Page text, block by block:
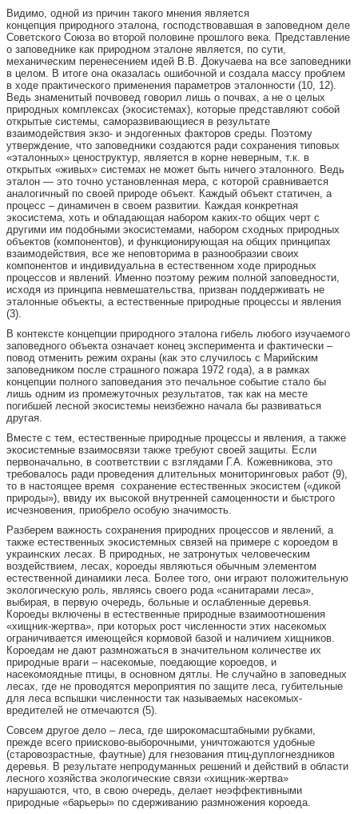
Видимо, одной из причин такого мнения является
концепция природного эталона, господствовавшая в заповедном деле
Советского Союза во второй половине прошлого века. Представление
о заповеднике как природном эталоне является, по сути,
механическим перенесением идей В.В. Докучаева на все заповедники
в целом. В итоге она оказалась ошибочной и создала массу проблем
в ходе практического применения параметров эталонности (10, 12).
Ведь знаменитый почвовед говорил лишь о почвах, а не о целых
природных комплексах (экосистемах), которые представляют собой
открытые системы, саморазвивающиеся в результате
взаимодействия экзо- и эндогенных факторов среды. Поэтому
утверждение, что заповедники создаются ради сохранения типовых
«эта­лонных» ценоструктур, является в корне неверным, т.к. в
открытых «живых» системах не может быть ничего эталонного. Ведь
эталон — это точно установленная мера, с которой сравнивается
аналогичный по своей природе объект. Каждый объект статичен, а
процесс – динамичен в своем развитии. Каждая конкретная
экосистема, хоть и обладающая набором каких-то общих черт с
другими им подобными экосистемами, набором сходных природных
объектов (компонентов), и функционирующая на общих принципах
взаимодействия, все же неповторима в разнообразии своих
компонентов и индивидуальна в естественном ходе природных
процессов и явлений. Именно поэтому режим полной заповедности,
исходя из принципа невмешательства, призван поддерживать не
эталонные объекты, а естественные природные процессы и явления
(3).
В контексте концепции природного эталона гибель любого изучаемого
заповедного объекта означает конец эксперимента и фактически –
повод отменить режим охраны (как это случилось с Марийским
заповедником после страшного пожара 1972 года), а в рамках
концепции полного заповедания это печальное событие стало бы
лишь одним из промежуточных результатов, так как на месте
погибшей лесной экосистемы неизбежно начала бы развиваться
другая.
Вместе с тем, естественные природные процессы и явления, а также
экосистемные взаимосвязи также требуют своей защиты. Если
первоначально, в соответствии с взглядами Г.А. Кожевникова, это
требовалось ради проведения длительных мониторинговых работ (9),
то в настоящее время сохранение естественных экосистем («дикой
природы»), ввиду их высокой внутренней самоценности и быстрого
исчезновения, приобрело особую значимость.
Разберем важность сохранения природних процессов и явлений, а
также естественных экосистемных связей на примере с короедом в
украинских лесах. В природных, не затронутых человеческим
воздействием, лесах, короеды являються обычным элементом
естественной динамики леса. Более того, они играют положительную
экологическую роль, являясь своего рода «санитарами леса»,
выбирая, в первую очередь, больные и ослабленные деревья.
Короеды включены в естественные природные взаимоотношения
«хищник-жертва», при которых рост численности этих насекомых
ограничивается имеющейся кормовой базой и наличием хищников.
Короедам не дают размножаться в значительном количестве их
природные враги – насекомые, поедающие короедов, и
насекомоядные птицы, в основном дятлы. Не случайно в заповедных
лесах, где не проводятся мероприятия по защите леса, губительные
для леса вспышки численности так называемых насекомых-
вредителей не отмечаются (5).
Совсем другое дело – леса, где широкомасштабными рубками,
прежде всего приисково-выборочными, уничтожаются удобные
(старовозрастные, фаутные) для гнезования птиц-дуплогнездников
деревья. В результате непродуманных решений и действий в области
лесного хозяйства экологические связи «хищник-жертва»
нарушаются, что, в свою очередь, делает неэффективными
природные «барьеры» по сдерживанию размножения короеда.